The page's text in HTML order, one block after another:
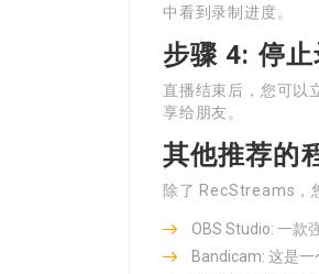
中看到录制进度。
步骤 4: 停止
直播结束后，您可以
享给朋友。
其他推荐的
除了 RecStreams，
OBS Studio: 一款
Bandicam: 这是一